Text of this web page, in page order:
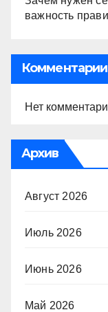
важность
Комментарии
Нет
Архив
Август 2026
Июль 2026
Июнь 2026
Май 2026